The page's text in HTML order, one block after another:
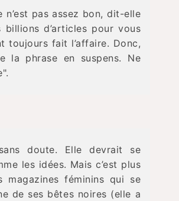
n’est pas assez bon, dit-elle
billions d’articles pour vous
toujours fait l’affaire. Donc,
la phrase en suspens. Ne
doute. Elle devrait se
les idées. Mais c’est plus
magazines féminins qui se
de ses bêtes noires (elle a